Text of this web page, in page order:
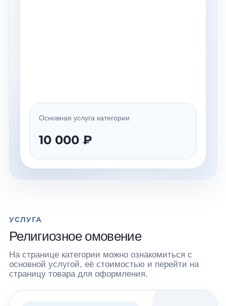
Основная услуга категории
10 000 ₽
УСЛУГА
Религиозное омовение
На странице категории можно ознакомиться с
основной услугой, её стоимостью и перейти на
страницу товара для оформления.